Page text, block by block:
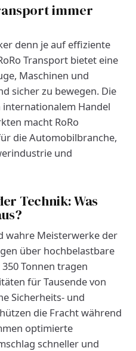
immer
denn je auf effiziente
Transport bietet eine
Maschinen und
sicher zu bewegen. Die
Handel
macht RoRo
die Automobilbranche,
und
Technik: Was
wahre Meisterwerke der
über hochbelastbare
Tonnen tragen
für Tausende von
Sicherheits- und
die Fracht während
optimierte
schneller und